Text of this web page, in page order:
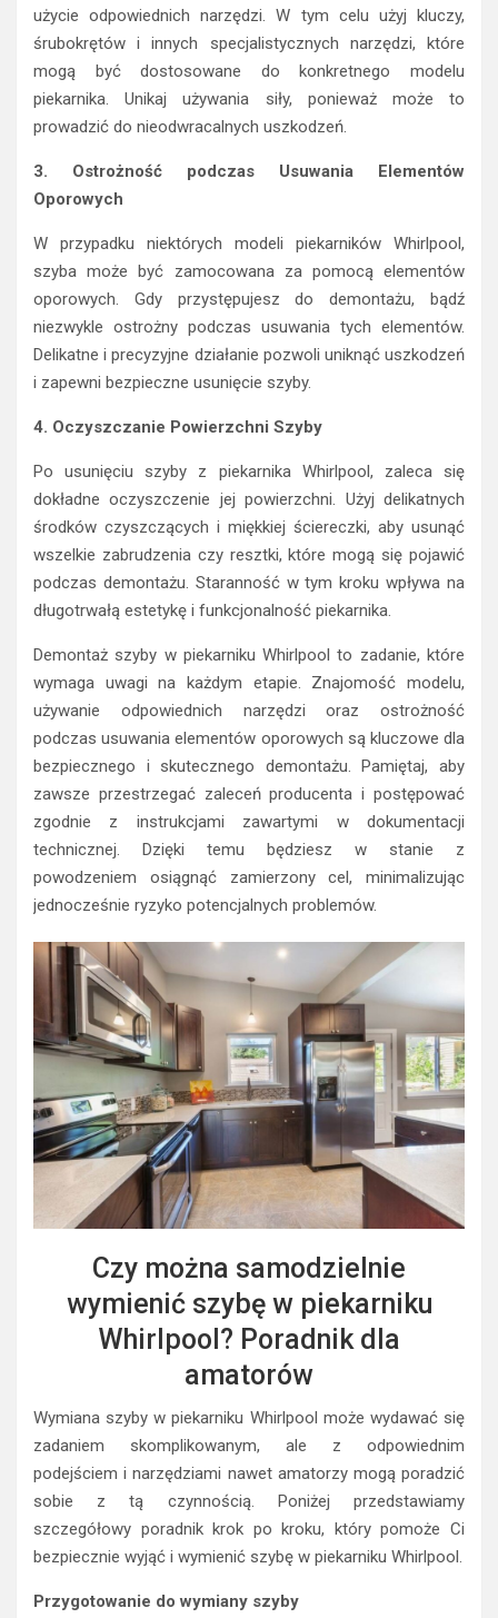
użycie odpowiednich narzędzi. W tym celu użyj kluczy,
śrubokrętów i innych specjalistycznych narzędzi, które
mogą być dostosowane do konkretnego modelu
piekarnika. Unikaj używania siły, ponieważ może to
prowadzić do nieodwracalnych uszkodzeń.
3. Ostrożność podczas Usuwania Elementów
Oporowych
W przypadku niektórych modeli piekarników Whirlpool,
szyba może być zamocowana za pomocą elementów
oporowych. Gdy przystępujesz do demontażu, bądź
niezwykle ostrożny podczas usuwania tych elementów.
Delikatne i precyzyjne działanie pozwoli uniknąć uszkodzeń
i zapewni bezpieczne usunięcie szyby.
4. Oczyszczanie Powierzchni Szyby
Po usunięciu szyby z piekarnika Whirlpool, zaleca się
dokładne oczyszczenie jej powierzchni. Użyj delikatnych
środków czyszczących i miękkiej ściereczki, aby usunąć
wszelkie zabrudzenia czy resztki, które mogą się pojawić
podczas demontażu. Staranność w tym kroku wpływa na
długotrwałą estetykę i funkcjonalność piekarnika.
Demontaż szyby w piekarniku Whirlpool to zadanie, które
wymaga uwagi na każdym etapie. Znajomość modelu,
używanie odpowiednich narzędzi oraz ostrożność
podczas usuwania elementów oporowych są kluczowe dla
bezpiecznego i skutecznego demontażu. Pamiętaj, aby
zawsze przestrzegać zaleceń producenta i postępować
zgodnie z instrukcjami zawartymi w dokumentacji
technicznej. Dzięki temu będziesz w stanie z
powodzeniem osiągnąć zamierzony cel, minimalizując
jednocześnie ryzyko potencjalnych problemów.
Czy można samodzielnie
wymienić szybę w piekarniku
Whirlpool? Poradnik dla
amatorów
Wymiana szyby w piekarniku Whirlpool może wydawać się
zadaniem skomplikowanym, ale z odpowiednim
podejściem i narzędziami nawet amatorzy mogą poradzić
sobie z tą czynnością. Poniżej przedstawiamy
szczegółowy poradnik krok po kroku, który pomoże Ci
bezpiecznie wyjąć i wymienić szybę w piekarniku Whirlpool.
Przygotowanie do wymiany szyby